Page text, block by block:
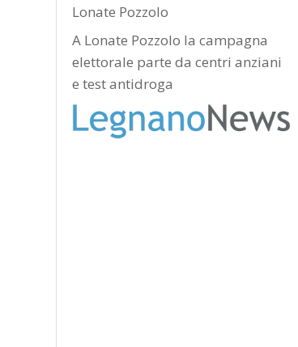
Lonate Pozzolo
A Lonate Pozzolo la campagna
elettorale parte da centri anziani
e test antidroga